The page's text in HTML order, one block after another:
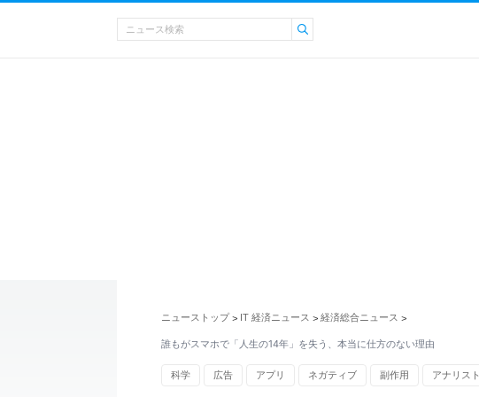
ニューストップ > IT 経済ニュース > 経済総合ニュース >
誰もがスマホで「人生の14年」を失う、本当に仕方のない理由
科学 広告 アプリ ネガティブ 副作用 アナリスト